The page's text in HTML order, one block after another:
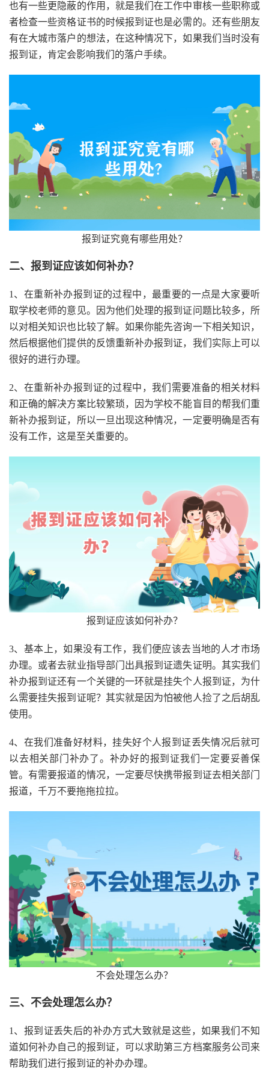
也有一些更隐蔽的作用，就是我们在工作中审核一些职称或
者检查一些资格证书的时候报到证也是必需的。还有些朋友
有在大城市落户的想法，在这种情况下，如果我们当时没有
报到证，肯定会影响我们的落户手续。
报到证究竟有哪些用处？
二、报到证应该如何补办？
1、在重新补办报到证的过程中，最重要的一点是大家要听
取学校老师的意见。因为他们处理的报到证问题比较多，所
以对相关知识也比较了解。如果你能先咨询一下相关知识，
然后根据他们提供的反馈重新补办报到证，我们实际上可以
很好的进行办理。
2、在重新补办报到证的过程中，我们需要准备的相关材料
和正确的解决方案比较繁琐，因为学校不能盲目的帮我们重
新补办报到证，所以一旦出现这种情况，一定要明确是否有
没有工作，这是至关重要的。
报到证应该如何补办？
3、基本上，如果没有工作，我们便应该去当地的人才市场
办理。或者去就业指导部门出具报到证遗失证明。其实我们
补办报到证还有一个关键的一环就是挂失个人报到证，为什
么需要挂失报到证呢？其实就是因为怕被他人捡了之后胡乱
使用。
4、在我们准备好材料，挂失好个人报到证丢失情况后就可
以去相关部门补办了。补办好的报到证我们一定要妥善保
管。有需要报道的情况，一定要尽快携带报到证去相关部门
报道，千万不要拖拖拉拉。
不会处理怎么办？
三、不会处理怎么办？
1、报到证丢失后的补办方式大致就是这些，如果我们不知
道如何补办自己的报到证，可以求助第三方档案服务公司来
帮助我们进行报到证的补办办理。